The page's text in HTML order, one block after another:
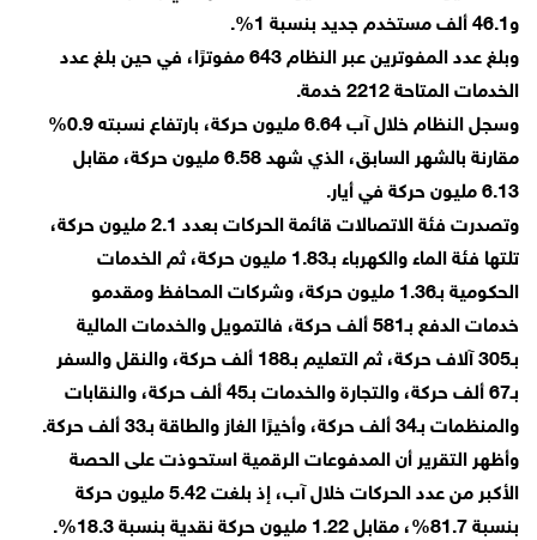
و46.1 ألف مستخدم جديد بنسبة 1%.
وبلغ عدد المفوترين عبر النظام 643 مفوترًا، في حين بلغ عدد
الخدمات المتاحة 2212 خدمة.
وسجل النظام خلال آب 6.64 مليون حركة، بارتفاع نسبته 0.9%
مقارنة بالشهر السابق، الذي شهد 6.58 مليون حركة، مقابل
6.13 مليون حركة في أيار.
وتصدرت فئة الاتصالات قائمة الحركات بعدد 2.1 مليون حركة،
تلتها فئة الماء والكهرباء بـ1.83 مليون حركة، ثم الخدمات
الحكومية بـ1.36 مليون حركة، وشركات المحافظ ومقدمو
خدمات الدفع بـ581 ألف حركة، فالتمويل والخدمات المالية
بـ305 آلاف حركة، ثم التعليم بـ188 ألف حركة، والنقل والسفر
بـ67 ألف حركة، والتجارة والخدمات بـ45 ألف حركة، والنقابات
والمنظمات بـ34 ألف حركة، وأخيرًا الغاز والطاقة بـ33 ألف حركة.
وأظهر التقرير أن المدفوعات الرقمية استحوذت على الحصة
الأكبر من عدد الحركات خلال آب، إذ بلغت 5.42 مليون حركة
بنسبة 81.7%، مقابل 1.22 مليون حركة نقدية بنسبة 18.3%.